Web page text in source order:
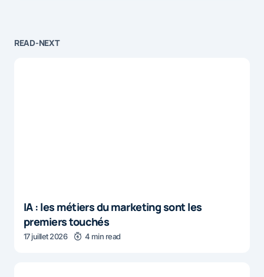
READ-NEXT
IA : les métiers du marketing sont les
premiers touchés
17 juillet 2026 4 min read